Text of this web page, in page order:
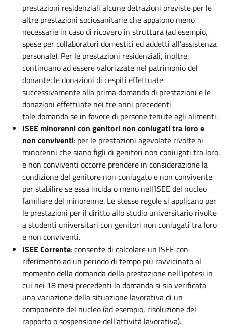
prestazioni residenziali alcune detrazioni previste per le
altre prestazioni sociosanitarie che appaiono meno
necessarie in caso di ricovero in struttura (ad esempio,
spese per collaboratori domestici ed addetti all’assistenza
personale). Per le prestazioni residenziali, inoltre,
continuano ad essere valorizzate nel patrimonio del
donante: le donazioni di cespiti effettuate
successivamente alla prima domanda di prestazioni e le
donazioni effettuate nei tre anni precedenti
tale domanda se in favore di persone tenute agli alimenti.
ISEE minorenni con genitori non coniugati tra loro e
non conviventi: per le prestazioni agevolate rivolte ai
minorenni che siano figli di genitori non coniugati tra loro
e non conviventi occorre prendere in considerazione la
condizione del genitore non coniugato e non convivente
per stabilire se essa incida o meno nell’ISEE del nucleo
familiare del minorenne. Le stesse regole si applicano per
le prestazioni per il diritto allo studio universitario rivolte
a studenti universitari con genitori non coniugati tra loro
e non conviventi.
ISEE Corrente: consente di calcolare un ISEE con
riferimento ad un periodo di tempo più ravvicinato al
momento della domanda della prestazione nell’ipotesi in
cui nei 18 mesi precedenti la domanda si sia verificata
una variazione della situazione lavorativa di un
componente del nucleo (ad esempio, risoluzione del
rapporto o sospensione dell’attività lavorativa).